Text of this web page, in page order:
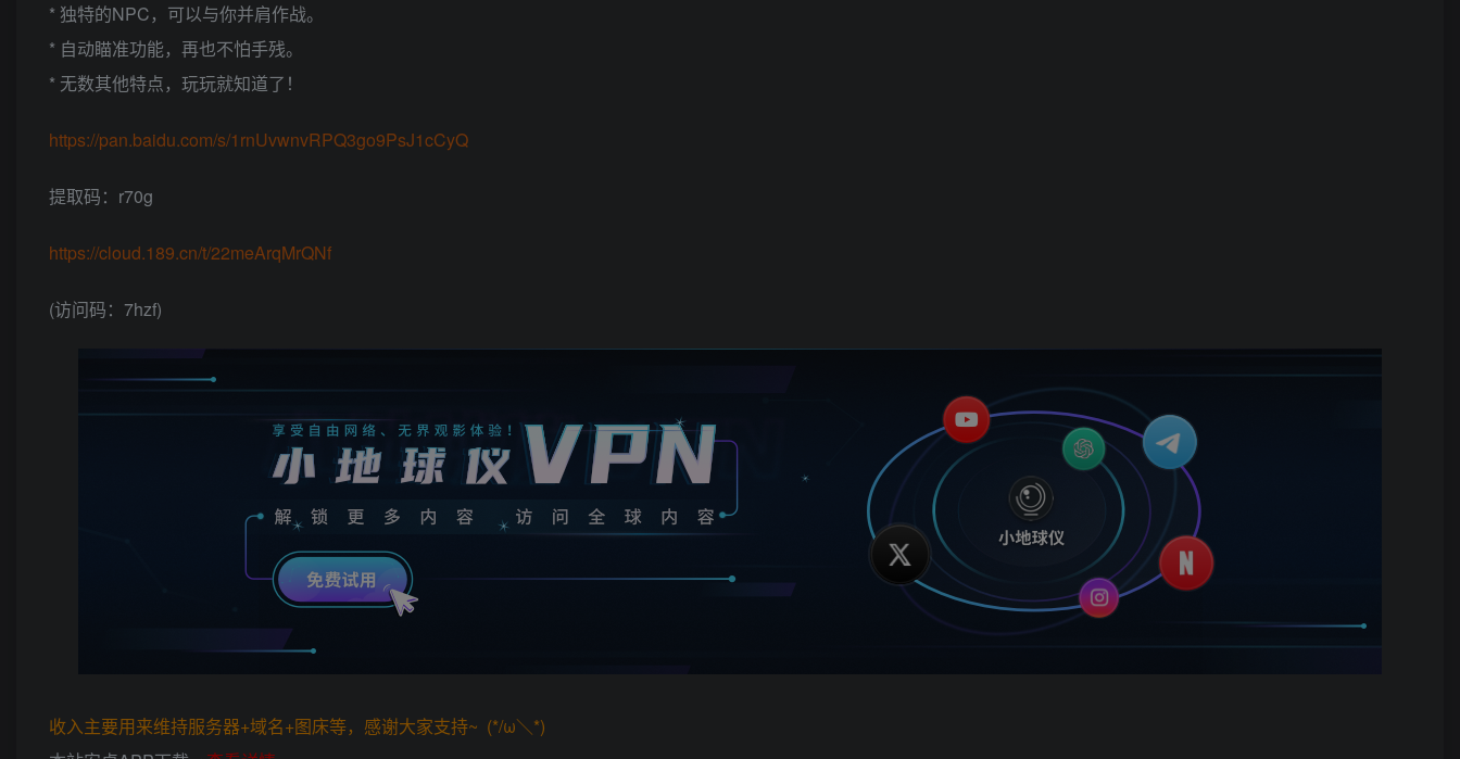
* 独特的NPC，可以与你并肩作战。
* 自动瞄准功能，再也不怕手残。
* 无数其他特点，玩玩就知道了！
https://pan.baidu.com/s/1rnUvwnvRPQ3go9PsJ1cCyQ
提取码：r70g
https://cloud.189.cn/t/22meArqMrQNf
(访问码：7hzf)
收入主要用来维持服务器+域名+图床等，感谢大家支持~ (*/ω＼*)